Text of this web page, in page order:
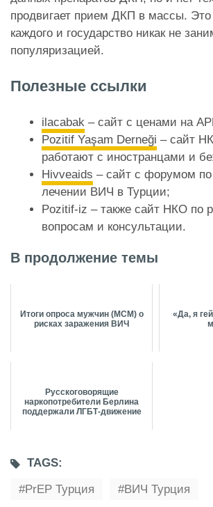
продвигает прием ДКП в массы.
каждого и государство никак не
популяризацией.
Полезные ссылки
ilacabak – сайт с ценами на
Pozitif Yaşam Derneği – сайт
работают с иностранцами и
Hivveaids – сайт с форумом
лечении ВИЧ в Турции;
Pozitif-iz – также сайт НКО по
вопросам и консультации.
В продолжение темы
Итоги опроса мужчин (МСМ) о
рисках заражения ВИЧ
«Да, я
Русскоговорящие
наркопотребители Берлина
поддержали ЛГБТ-движение
TAGS:
PrEP Турция
ВИЧ Турция